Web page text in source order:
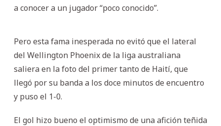
a conocer a un jugador “poco conocido”.
Pero esta fama inesperada no evitó que el lateral
del Wellington Phoenix de la liga australiana
saliera en la foto del primer tanto de Haití, que
llegó por su banda a los doce minutos de encuentro
y puso el 1-0.
El gol hizo bueno el optimismo de una afición teñida